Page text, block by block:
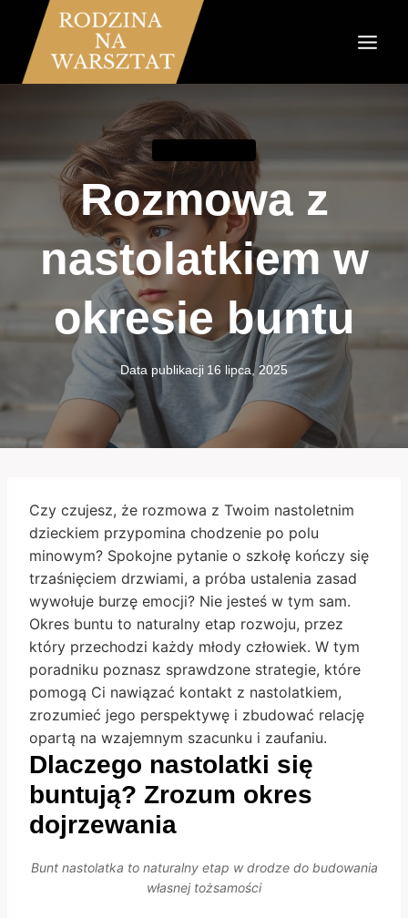
Przejdź
treści
Rozmowa z
nastolatkiem w
okresie buntu
Data publikacji 16 lipca, 2025
Czy czujesz, że rozmowa z Twoim nastoletnim
dzieckiem przypomina chodzenie po polu
minowym? Spokojne pytanie o szkołę kończy się
trzaśnięciem drzwiami, a próba ustalenia zasad
wywołuje burzę emocji? Nie jesteś w tym sam.
Okres buntu to naturalny etap rozwoju, przez
który przechodzi każdy młody człowiek. W tym
poradniku poznasz sprawdzone strategie, które
pomogą Ci nawiązać kontakt z nastolatkiem,
zrozumieć jego perspektywę i zbudować relację
opartą na wzajemnym szacunku i zaufaniu.
Dlaczego nastolatki się
buntują? Zrozum okres
dojrzewania
Bunt nastolatka to naturalny etap w drodze do budowania
własnej tożsamości